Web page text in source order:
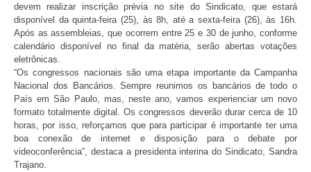
devem realizar inscrição prévia no site do Sindicato, que estará
disponível da quinta-feira (25), às 8h, até a sexta-feira (26), às 16h.
Após as assembleias, que ocorrem entre 25 e 30 de junho, conforme
calendário disponível no final da matéria, serão abertas votações
eletrônicas.
“Os congressos nacionais são uma etapa importante da Campanha
Nacional dos Bancários. Sempre reunimos os bancários de todo o
País em São Paulo, mas, neste ano, vamos experienciar um novo
formato totalmente digital. Os congressos deverão durar cerca de 10
horas, por isso, reforçamos que para participar é importante ter uma
boa conexão de internet e disposição para o debate por
videoconferência”, destaca a presidenta interina do Sindicato, Sandra
Trajano.